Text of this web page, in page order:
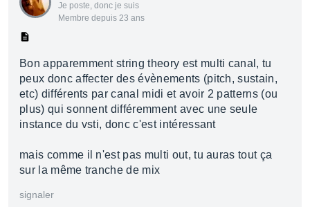
Je poste, donc je suis
Membre depuis 23 ans
Bon apparemment string theory est multi canal, tu
peux donc affecter des évènements (pitch, sustain,
etc) différents par canal midi et avoir 2 patterns (ou
plus) qui sonnent différemment avec une seule
instance du vsti, donc c'est intéressant
mais comme il n'est pas multi out, tu auras tout ça
sur la même tranche de mix
signaler